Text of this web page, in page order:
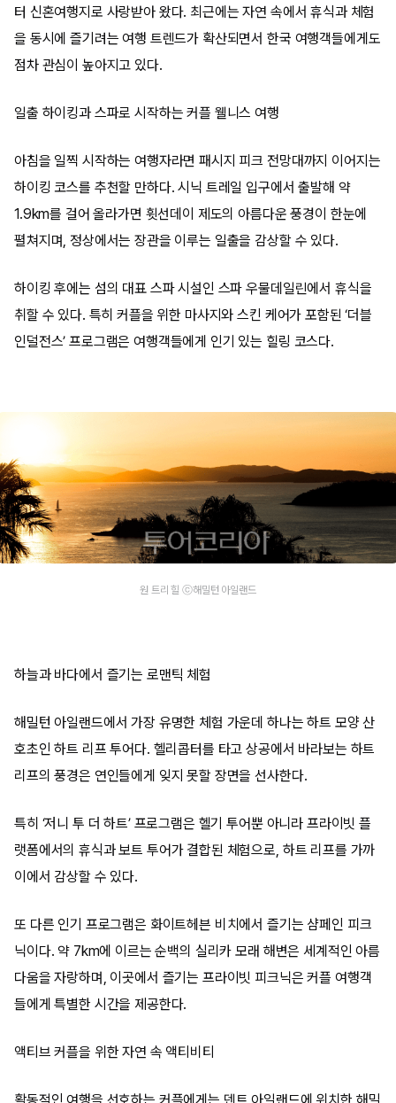
터 신혼여행지로 사랑받아 왔다. 최근에는 자연 속에서 휴식과 체험
을 동시에 즐기려는 여행 트렌드가 확산되면서 한국 여행객들에게도
점차 관심이 높아지고 있다.
일출 하이킹과 스파로 시작하는 커플 웰니스 여행
아침을 일찍 시작하는 여행자라면 패시지 피크 전망대까지 이어지는
하이킹 코스를 추천할 만하다. 시닉 트레일 입구에서 출발해 약
1.9km를 걸어 올라가면 휫선데이 제도의 아름다운 풍경이 한눈에
펼쳐지며, 정상에서는 장관을 이루는 일출을 감상할 수 있다.
하이킹 후에는 섬의 대표 스파 시설인 스파 우물데일린에서 휴식을
취할 수 있다. 특히 커플을 위한 마사지와 스킨 케어가 포함된 ‘더블
인덜전스’ 프로그램은 여행객들에게 인기 있는 힐링 코스다.
원 트리 힐 ⓒ해밀턴 아일랜드
하늘과 바다에서 즐기는 로맨틱 체험
해밀턴 아일랜드에서 가장 유명한 체험 가운데 하나는 하트 모양 산
호초인 하트 리프 투어다. 헬리콥터를 타고 상공에서 바라보는 하트
리프의 풍경은 연인들에게 잊지 못할 장면을 선사한다.
특히 ‘저니 투 더 하트’ 프로그램은 헬기 투어뿐 아니라 프라이빗 플
랫폼에서의 휴식과 보트 투어가 결합된 체험으로, 하트 리프를 가까
이에서 감상할 수 있다.
또 다른 인기 프로그램은 화이트헤븐 비치에서 즐기는 샴페인 피크
닉이다. 약 7km에 이르는 순백의 실리카 모래 해변은 세계적인 아름
다움을 자랑하며, 이곳에서 즐기는 프라이빗 피크닉은 커플 여행객
들에게 특별한 시간을 제공한다.
액티브 커플을 위한 자연 속 액티비티